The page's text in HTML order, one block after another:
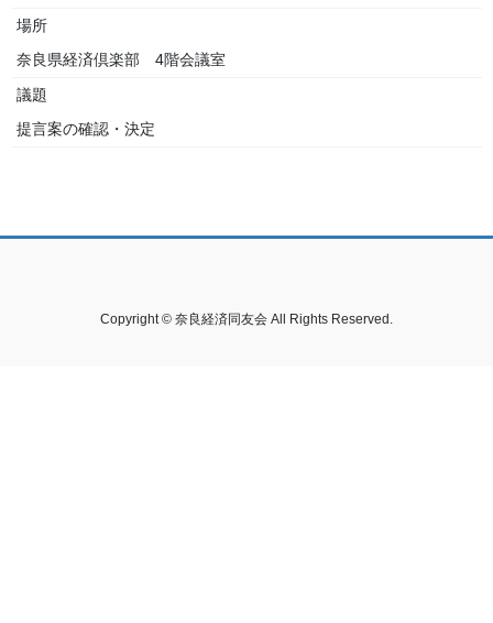
場所
奈良県経済倶楽部 4階会議室
議題
提言案の確認・決定
Copyright © 奈良経済同友会 All Rights Reserved.